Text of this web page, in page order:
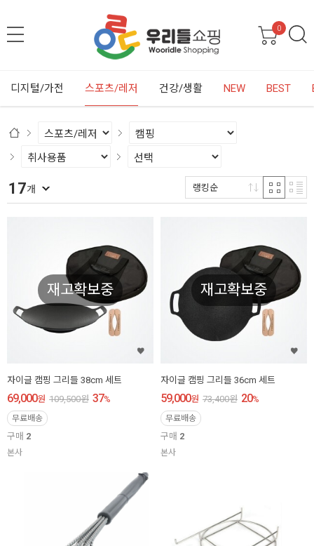
0
디지털/가전 스포츠/레저 건강/생활 NEW BEST
17개 랭킹순
재고확보중
자이글 캠핑 그리들 38cm 세트
69,000원 109,500원 37%
무료배송
구매 2
본사
재고확보중
자이글 캠핑 그리들 36cm 세트
59,000원 73,400원 20%
무료배송
구매 2
본사